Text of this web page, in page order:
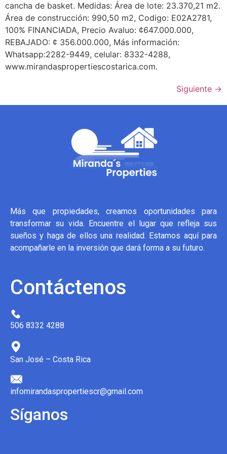
cancha de basket. Medidas: Área de lote: 23.370,21 m2.
Área de construcción: 990,50 m2, Codigo: E02A2781,
100% FINANCIADA, Precio Avaluo: ¢647.000.000,
REBAJADO: ¢ 356.000.000, Más información:
Whatsapp:2282-9449, celular: 8332-4288,
www.mirandaspropertiescostarica.com.
Siguiente →
Más que propiedades, creamos oportunidades para
transformar su vida. Encuentre el lugar que refleja sus
sueños y haga de ellos una realidad. Estamos aquí para
acompañarle en la inversión que dará forma a su futuro.
Contáctenos
506 8332 4288
San José – Costa Rica
infomirandaspropertiescr@gmail.com
Síganos